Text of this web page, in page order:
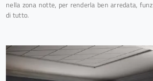
nella zona notte, per renderla ben arredata,
di tutto.